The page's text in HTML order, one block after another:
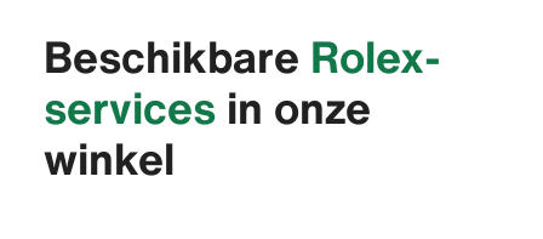
Beschikbare Rolex-
servicesin onze
winkel